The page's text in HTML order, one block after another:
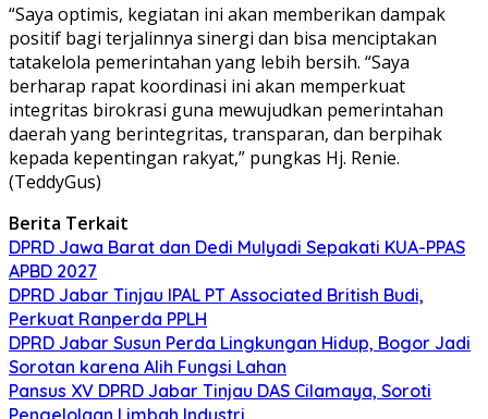
“Saya optimis, kegiatan ini akan memberikan dampak
positif bagi terjalinnya sinergi dan bisa menciptakan
tatakelola pemerintahan yang lebih bersih. “Saya
berharap rapat koordinasi ini akan memperkuat
integritas birokrasi guna mewujudkan pemerintahan
daerah yang berintegritas, transparan, dan berpihak
kepada kepentingan rakyat,” pungkas Hj. Renie.
(TeddyGus)
Berita Terkait
DPRD Jawa Barat dan Dedi Mulyadi Sepakati KUA-PPAS
APBD 2027
DPRD Jabar Tinjau IPAL PT Associated British Budi,
Perkuat Ranperda PPLH
DPRD Jabar Susun Perda Lingkungan Hidup, Bogor Jadi
Sorotan karena Alih Fungsi Lahan
Pansus XV DPRD Jabar Tinjau DAS Cilamaya, Soroti
Pengelolaan Limbah Industri